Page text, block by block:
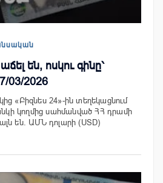
են, ոսկու գինը՝
03/2026
«Բիզնես 24»-ին տեղեկացնում
կողմից սահմանված ՀՀ դրամի
են. ԱՄՆ դոլարի (USD)